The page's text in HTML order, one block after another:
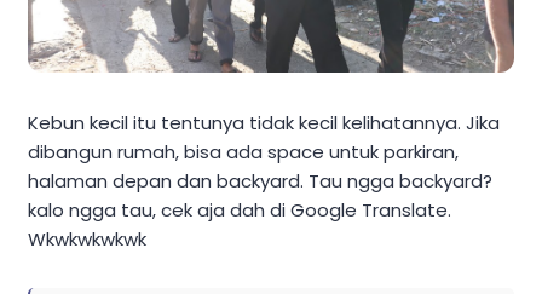
Kebun kecil itu tentunya tidak kecil kelihatannya. Jika
dibangun rumah, bisa ada space untuk parkiran,
halaman depan dan backyard. Tau ngga backyard?
kalo ngga tau, cek aja dah di Google Translate.
Wkwkwkwkwk